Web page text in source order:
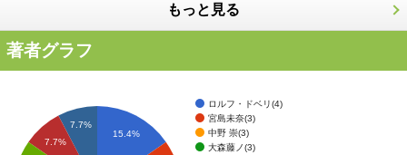
もっと見る
著者グラフ
ロルフ・ドベリ(4)
宮島未奈(3)
中野 崇(3)
大森藤ノ(3)
15.4%
7.7%
7.7%